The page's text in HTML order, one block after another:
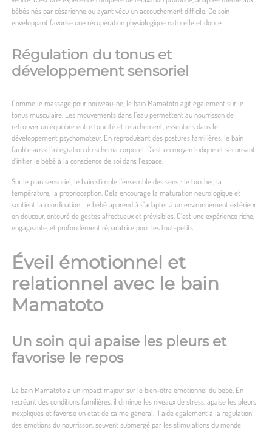
bébés nés par césarienne ou ayant vécu un accouchement difficile. Ce soin
enveloppant favorise une récupération physiologique naturelle et douce.
Régulation du tonus et
développement sensoriel
Comme le massage pour nouveau-né, le bain Mamatoto agit également sur le
tonus musculaire. Les mouvements dans l’eau permettent au nourrisson de
retrouver un équilibre entre tonicité et relâchement, essentiels dans le
développement psychomoteur. En reproduisant des postures familières, le bain
facilite aussi l’intégration du schéma corporel. C’est un moyen ludique et sécurisant
d’initier le bébé à la conscience de soi dans l’espace.
Sur le plan sensoriel, le bain stimule l’ensemble des sens : le toucher, la
température, la proprioception. Cela encourage la maturation neurologique et
soutient la coordination. Le bébé apprend à s’adapter à un environnement extérieur
en douceur, entouré de gestes affectueux et prévisibles. C’est une expérience riche,
engageante, et profondément réparatrice pour les tout-petits.
Éveil émotionnel et
relationnel avec le bain
Mamatoto
Un soin qui apaise les pleurs et
favorise le repos
Le bain Mamatoto a un impact majeur sur le bien-être émotionnel du bébé. En
recréant des conditions familières, il diminue les niveaux de stress, apaise les pleurs
inexpliqués et favorise un état de calme général. Il aide également à la régulation
des émotions du nourrisson, souvent submergé par les stimulations du monde